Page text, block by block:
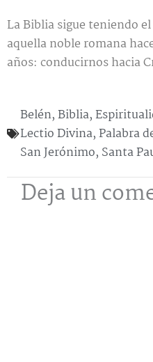
La Biblia sigue teniendo
aquella noble romana
años: conducirnos hacia
Belén,Biblia,
Lectio Divina,Palabra
San Jerónimo, Santa
Deja un